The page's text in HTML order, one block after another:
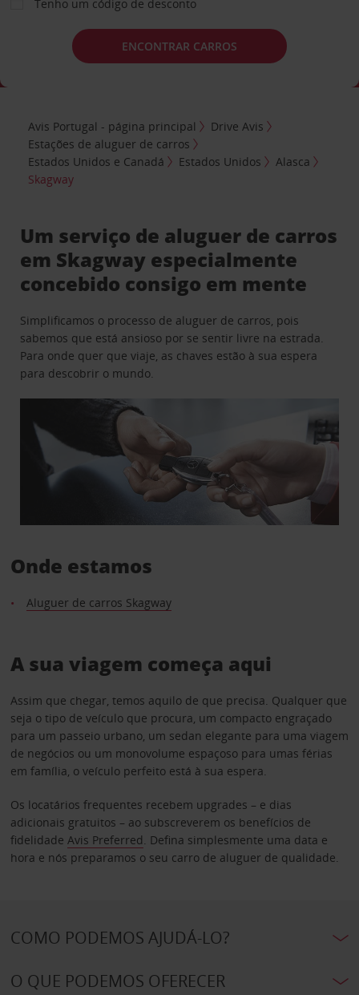
Tenho um código de desconto
ENCONTRAR CARROS
Avis Portugal - página principal
Drive Avis
Estações de aluguer de carros
Estados Unidos e Canadá
Estados Unidos
Alasca
Skagway
Um serviço de aluguer de carros
em Skagway especialmente
concebido consigo em mente
Simplificamos o processo de aluguer de carros, pois
sabemos que está ansioso por se sentir livre na estrada.
Para onde quer que viaje, as chaves estão à sua espera
para descobrir o mundo.
Onde estamos
Aluguer de carros Skagway
A sua viagem começa aqui
Assim que chegar, temos aquilo de que precisa. Qualquer que
seja o tipo de veículo que procura, um compacto engraçado
para um passeio urbano, um sedan elegante para uma viagem
de negócios ou um monovolume espaçoso para umas férias
em família, o veículo perfeito está à sua espera.
Os locatários frequentes recebem upgrades – e dias
adicionais gratuitos – ao subscreverem os benefícios de
fidelidade Avis Preferred. Defina simplesmente uma data e
hora e nós preparamos o seu carro de aluguer de qualidade.
COMO PODEMOS AJUDÁ-LO?
O QUE PODEMOS OFERECER